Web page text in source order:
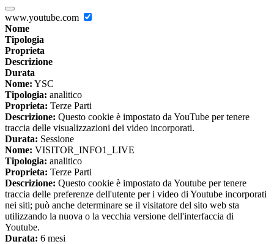
www.youtube.com
Nome
Tipologia
Proprieta
Descrizione
Durata
Nome: YSC
Tipologia: analitico
Proprieta: Terze Parti
Descrizione: Questo cookie è impostato da YouTube per tenere
traccia delle visualizzazioni dei video incorporati.
Durata: Sessione
Nome: VISITOR_INFO1_LIVE
Tipologia: analitico
Proprieta: Terze Parti
Descrizione: Questo cookie è impostato da Youtube per tenere
traccia delle preferenze dell'utente per i video di Youtube incorporati
nei siti; può anche determinare se il visitatore del sito web sta
utilizzando la nuova o la vecchia versione dell'interfaccia di
Youtube.
Durata: 6 mesi